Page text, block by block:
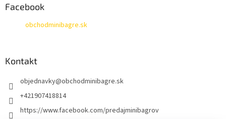
Facebook
obchodminibagre.sk
Kontakt
objednavky@obchodminibagre.sk
+421907418814
https://www.facebook.com/predajminibagrov